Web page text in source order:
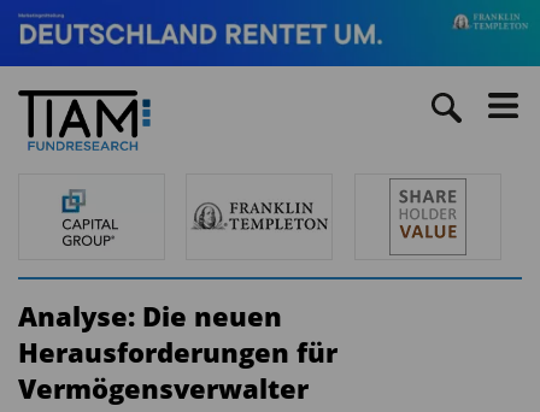
Analyse: Die neuen
Herausforderungen für
Vermögensverwalter